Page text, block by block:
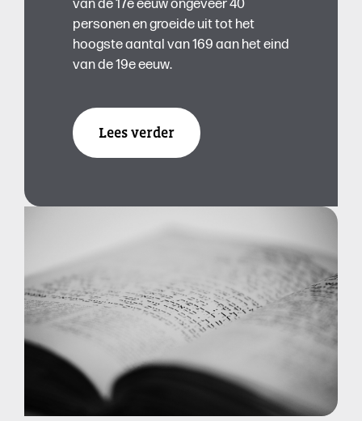
van de 17e eeuw ongeveer 40
personen en groeide uit tot het
hoogste aantal van 169 aan het eind
van de 19e eeuw.
Lees verder